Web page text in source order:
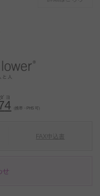
4 （携帯・PHS 可）
FAX申込書
せ